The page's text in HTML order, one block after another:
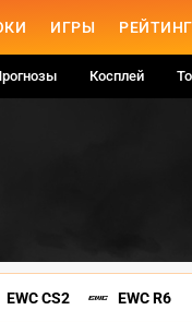
ИГРЫ
Косплей
EWC CS2 EWC R6